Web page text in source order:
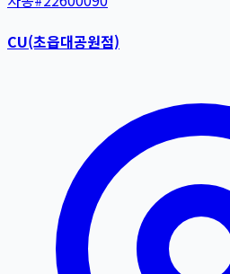
CU(초읍대공원점)